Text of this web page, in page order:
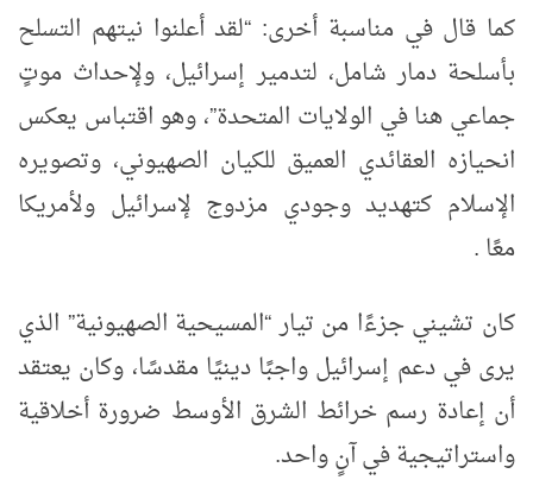
كما قال في مناسبة أخرى: “لقد أعلنوا نيتهم التسلح
بأسلحة دمار شامل، لتدمير إسرائيل، ولإحداث موتٍ
جماعي هنا في الولايات المتحدة”، وهو اقتباس يعكس
انحيازه العقائدي العميق للكيان الصهيوني، وتصويره
الإسلام كتهديد وجودي مزدوج لإسرائيل ولأمريكا
معًا.
كان تشيني جزءًا من تيار“المسيحية الصهيونية” الذي
يرى في دعم إسرائيل واجبًا دينيًا مقدسًا، وكان يعتقد
أن إعادة رسم خرائط الشرق الأوسط ضرورة أخلاقية
واستراتيجية في آنٍ واحد.